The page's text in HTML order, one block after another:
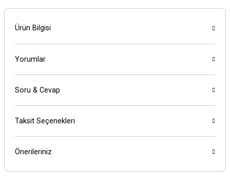
Ürün Bilgisi
Yorumlar
Soru & Cevap
Taksit Seçenekleri
Önerileriniz